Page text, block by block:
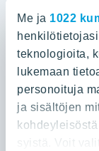
Me ja 1022
teknologioita,
lukemaan
personoituja
ja sisältöjen
syistä. Voit
Töihin meille
Sijoittajat
Projektit
Vastuullisuus
Media
Yhteystiedot
Myytävät asunnot
Vuokrattavat
Infrarakentaminen
YIT:n pääkonttori
Panuntie 11, PL
020 433